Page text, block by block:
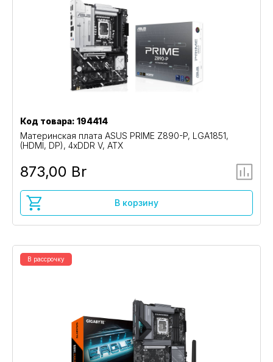
Код товара: 194414
Материнская плата ASUS PRIME Z890-P, LGA1851,
(HDMI, DP), 4xDDR V, ATX
873,00 Br
В корзину
В рассрочку